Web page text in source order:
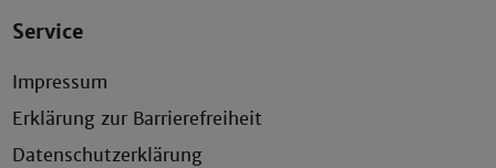
Service
Impressum
Erklärung zur Barrierefreiheit
Datenschutzerklärung